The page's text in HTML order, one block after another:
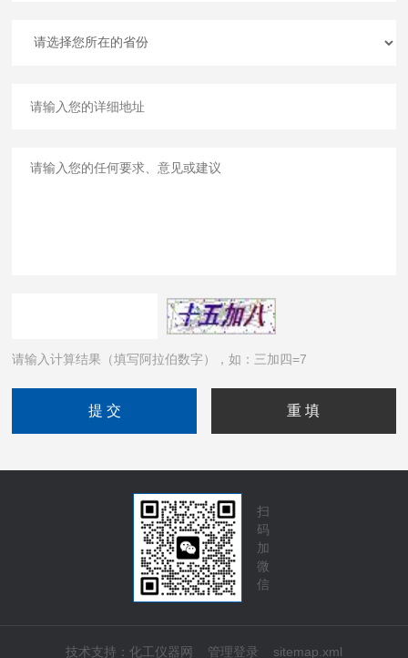
请输入计算结果（填写阿拉伯数字），如：三加四=7
扫
码
加
微
信
技术支持： 化工仪器网 管理登录 sitemap.xml